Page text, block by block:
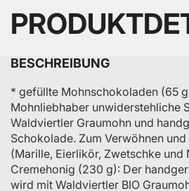
BESCHREIBUNG
* gefüllte Mohnschokoladen (65
Mohnliebhaber unwiderstehliche
Waldviertler Graumohn und
Schokolade. Zum Verwöhnen und
(Marille, Eierlikör, Zwetschke und
Cremehonig (230 g): Der
wird mit Waldviertler BIO